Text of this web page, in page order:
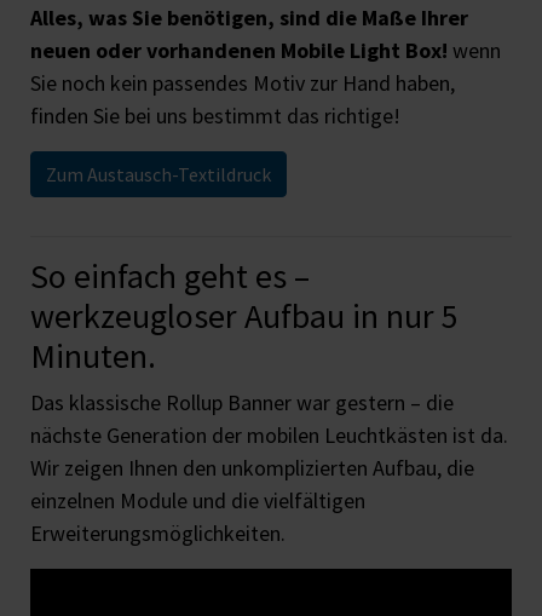
Alles, was Sie benötigen, sind die Maße Ihrer
neuen oder vorhandenen Mobile Light Box! wenn
Sie noch kein passendes Motiv zur Hand haben,
finden Sie bei uns bestimmt das richtige!
Zum Austausch-Textildruck
So einfach geht es –
werkzeugloser Aufbau in nur 5
Minuten.
Das klassische Rollup Banner war gestern – die
nächste Generation der mobilen Leuchtkästen ist da.
Wir zeigen Ihnen den unkomplizierten Aufbau, die
einzelnen Module und die vielfältigen
Erweiterungsmöglichkeiten.